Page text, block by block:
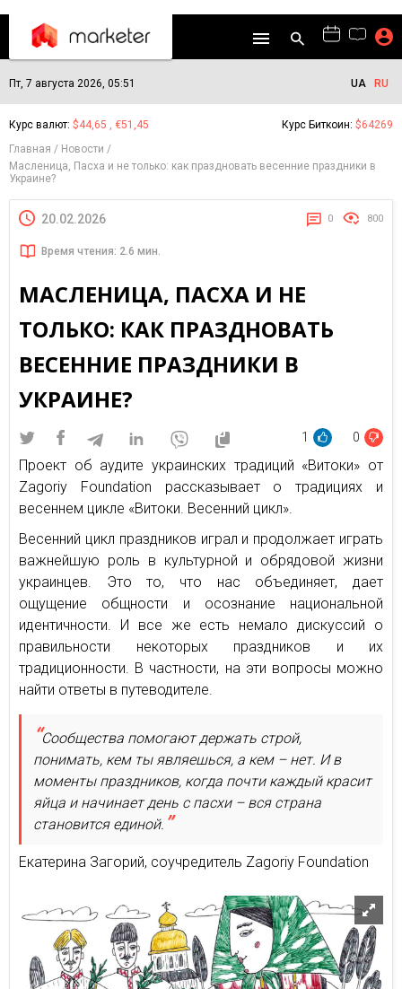
Пт, 7 августа 2026, 05:51 UA RU
Курс валют: $44,65 , €51,45 Курс Биткоин: $64269
Главная
Новости
Масленица, Пасха и не только: как праздновать весенние праздники в
Украине?
20.02.2026 0 800
Время чтения: 2.6 мин.
МАСЛЕНИЦА, ПАСХА И НЕ
ТОЛЬКО: КАК ПРАЗДНОВАТЬ
ВЕСЕННИЕ ПРАЗДНИКИ В
УКРАИНЕ?
1 0
Проект об аудите украинских традиций «Витоки» от
Zagoriy Foundation рассказывает о традициях и
весеннем цикле «Витоки. Весенний цикл».
Весенний цикл праздников играл и продолжает играть
важнейшую роль в культурной и обрядовой жизни
украинцев. Это то, что нас объединяет, дает
ощущение общности и осознание национальной
идентичности. И все же есть немало дискуссий о
правильности некоторых праздников и их
традиционности. В частности, на эти вопросы можно
найти ответы в путеводителе.
Сообщества помогают держать строй,
понимать, кем ты являешься, а кем – нет. И в
моменты праздников, когда почти каждый красит
яйца и начинает день с пасхи – вся страна
становится единой.
Екатерина Загорий, соучредитель Zagoriy Foundation